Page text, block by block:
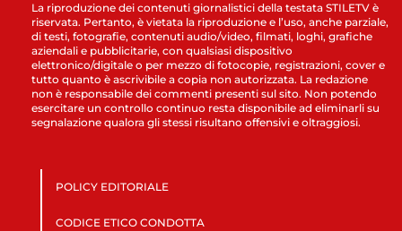
La riproduzione dei contenuti giornalistici della testata STILETV è
riservata. Pertanto, è vietata la riproduzione e l’uso, anche parziale,
di testi, fotografie, contenuti audio/video, filmati, loghi, grafiche
aziendali e pubblicitarie, con qualsiasi dispositivo
elettronico/digitale o per mezzo di fotocopie, registrazioni, cover e
tutto quanto è ascrivibile a copia non autorizzata. La redazione
non è responsabile dei commenti presenti sul sito. Non potendo
esercitare un controllo continuo resta disponibile ad eliminarli su
segnalazione qualora gli stessi risultano offensivi e oltraggiosi.
POLICY EDITORIALE
CODICE ETICO CONDOTTA